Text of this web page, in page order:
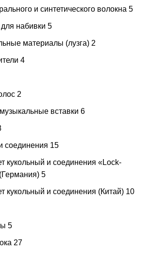
и синтетического волокна 5
набивки 5
материалы (лузга) 2
4
2
вставки 6
соединения 15
кукольный и соединения «Lock-
5
кукольный и соединения (Китай) 10
5
27